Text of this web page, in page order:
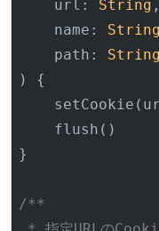
    url:
String ,
    name:
String
    path:
String
)
{
    flush()
}
/**